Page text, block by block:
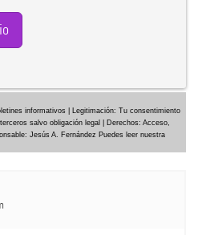
informativos | Legitimación: Tu consentimiento
salvo obligación legal | Derechos: Acceso,
Jesús A. Fernández Puedes leer nuestra